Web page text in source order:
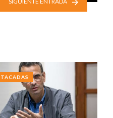
SIGUIENTE ENTRADA